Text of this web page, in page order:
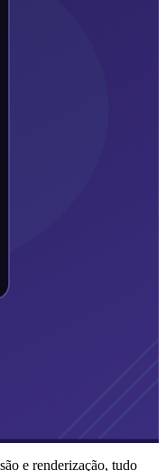
e renderização, tudo